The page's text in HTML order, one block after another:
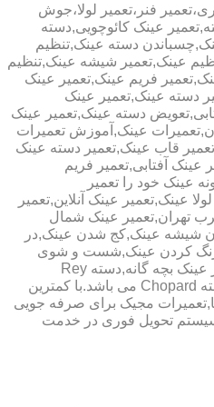
فنر،تعمیر لولا،جوش
عینک کائوچویی,دسته
دسته عینک,تنظیم
عینک,تعمیر شیشه عینک,تنظیم
فریم عینک,تعمیر عینک
دسته عینک,تعمیر عینک
دسته عینک,تعمیر عینک
عینک,آموزش تعمیرات
قاب عینک,تعمیر دسته عینک
آفتابی,تعمیر فریم
عینک خود را تعمیر
عینک,تعمیر عینک آنلاین,تعمیر
تهران,تعمیر عینک شمال
شیشه عینک,کج شدن عینک,در
کردن عینک,شست و شوی
عینک,شکستن عینک فلزی,تعمیر عینک بچه گانه,دسته Rey
Ban,دسته AO,دسته Police,دسته Chopard می باشد.با کمترین
مجیک برای صرفه جویی
تحویل فوری در خدمت